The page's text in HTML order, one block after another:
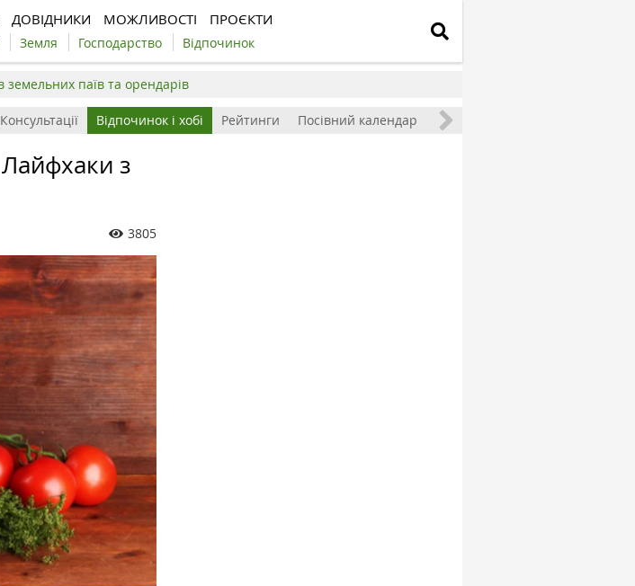
ДОВІДНИКИ МОЖЛИВОСТІ ПРОЄКТИ
Земля Господарство Відпочинок
паїв та орендарів
Консультації Відпочинок і хобі Рейтинги Посівний календар
з
3805